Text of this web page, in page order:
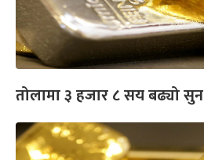
तोलामा ३ हजार ८ सय बढ्यो सुन